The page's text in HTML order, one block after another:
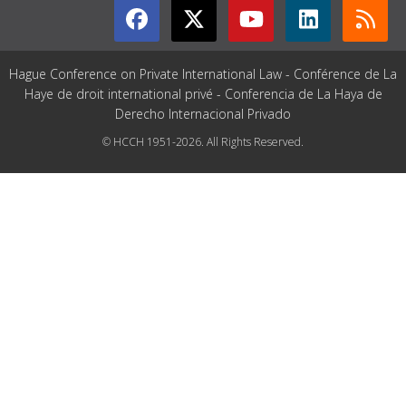
Hague Conference on Private International Law - Conférence de La
Haye de droit international privé - Conferencia de La Haya de
Derecho Internacional Privado
© HCCH 1951-2026. All Rights Reserved.